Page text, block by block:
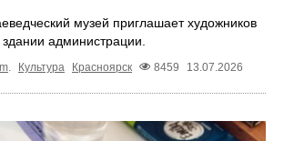
музей приглашает художников
администрации.
. Культура Красноярск 8459 13.07.2026